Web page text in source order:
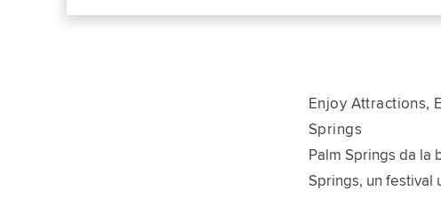
Enjoy Attractions,
Springs
Palm Springs da la
Springs, un festival